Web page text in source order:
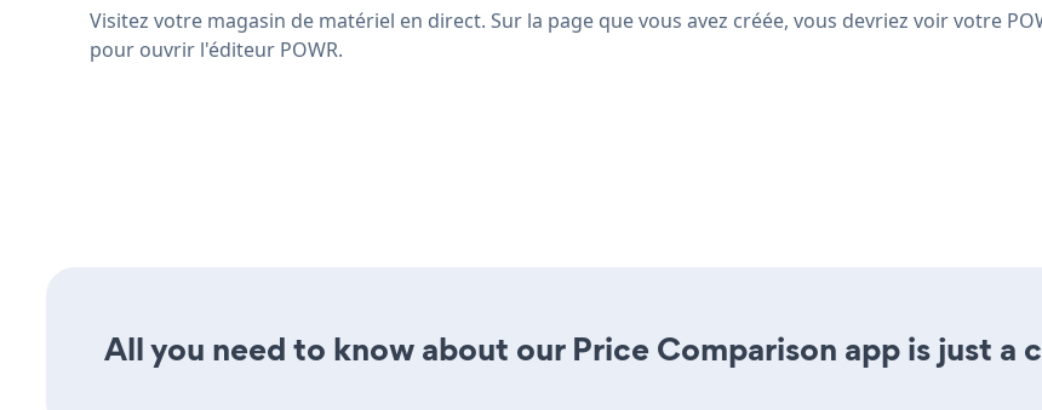
Visitez votre magasin de matériel en direct. Sur la page que vous avez créée, vous devriez voir votre
pour ouvrir l'éditeur POWR.
All you need to know about our Price Comparison app is just a